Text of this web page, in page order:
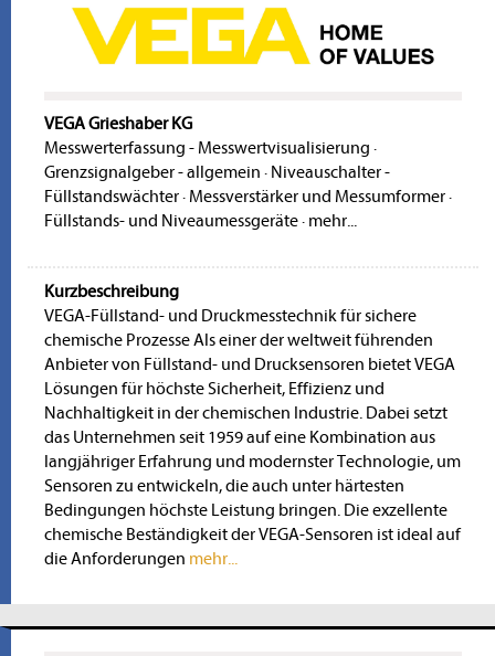
VEGA Grieshaber KG
Messwerterfassung - Messwertvisualisierung ·
Grenzsignalgeber - allgemein · Niveauschalter -
Füllstandswächter· Messverstärker und Messumformer·
Füllstands- und Niveaumessgeräte· mehr...
Kurzbeschreibung
VEGA-Füllstand- und Druckmesstechnik für sichere
chemische Prozesse Als einer der weltweit führenden
Anbieter von Füllstand- und Drucksensoren bietet VEGA
Lösungen für höchste Sicherheit, Effizienz und
Nachhaltigkeit in der chemischen Industrie. Dabei setzt
das Unternehmen seit 1959 auf eine Kombination aus
langjähriger Erfahrung und modernster Technologie, um
Sensoren zu entwickeln, die auch unter härtesten
Bedingungen höchste Leistung bringen. Die exzellente
chemische Beständigkeit der VEGA-Sensoren ist ideal auf
die Anforderungen mehr...